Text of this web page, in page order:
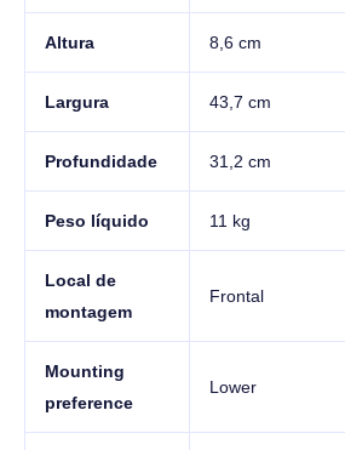
Altura 8,6 cm
Largura 43,7 cm
Profundidade 31,2 cm
Peso líquido 11 kg
Local de
montagem
Frontal
Mounting
preference
Lower